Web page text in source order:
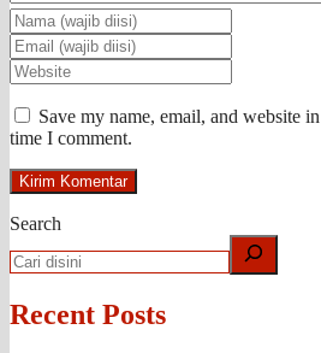
Save my name, email, and website
time I comment.
Search
Recent Posts